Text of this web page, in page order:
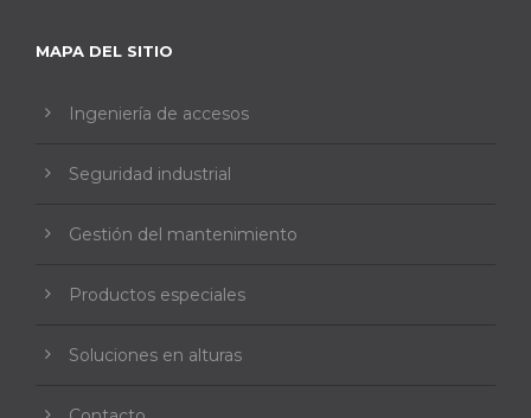
MAPA DEL SITIO
Ingeniería de accesos
Seguridad industrial
Gestión del mantenimiento
Productos especiales
Soluciones en alturas